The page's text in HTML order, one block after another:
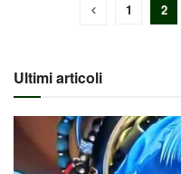
1 2
Ultimi articoli